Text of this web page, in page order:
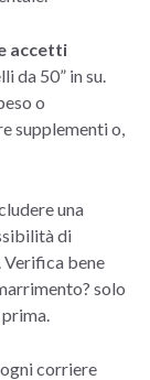
accetti
da 50” in su.
o
supplementi o,
una
di
Verifica bene
solo
corriere